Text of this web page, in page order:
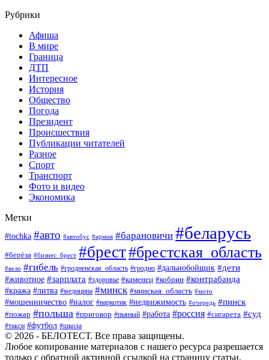
Рубрики
Афиша
В мире
Граница
ДТП
Интересное
История
Общество
Погода
Президент
Происшествия
Публикации читателей
Разное
Спорт
Транспорт
Фото и видео
Экономика
Метки
#tochka #авто #автобус #армия #барановичи #беларусь
#берёза #бизнес_брест #брест#брестская_область
#вело #гибель #гродненская_область #гродно #дальнобойщик #дети
#животное #зарплата #здоровье #каменец #кобрин #контрабанда
#кража #литва #медицина #минск #минская_область #мото
#мошенничество #налог #наркотик #недвижимость #очередь #пинск
#пожар #польша #приговор #пьяный #работа #россия #сигарета #суд
#такси #футбол #школа
© 2026 - БЕЛОТЕСТ. Все права защищены.
Любое копирование материалов с нашего ресурса разрешается
только с обратной активной ссылкой на страницу статьи.